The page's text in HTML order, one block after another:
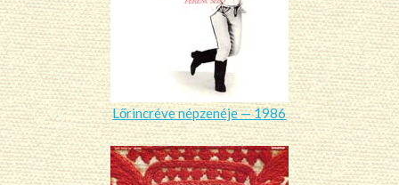
Lőrincréve népzenéje — 1986